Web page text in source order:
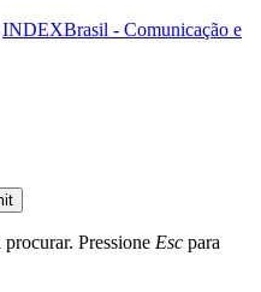
INDEXBrasil - Comunicação e
Pressione Esc para